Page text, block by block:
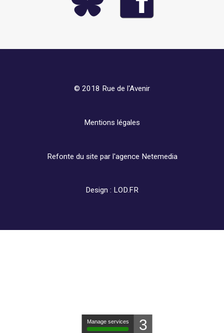
© 2018 Rue de l'Avenir
Mentions légales
Refonte du site par l'agence Netemedia
Design : LOD.FR
Manage services 3